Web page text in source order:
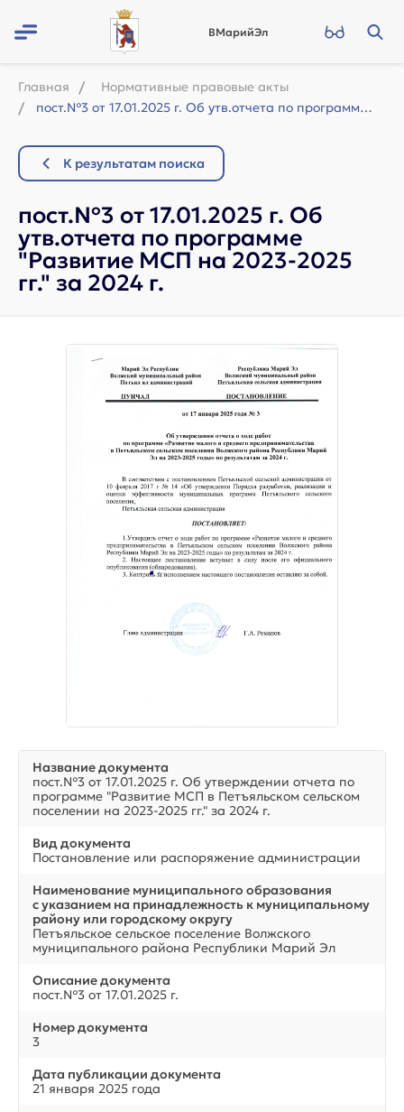
ВМарийЭл
Главная
Нормативные правовые акты
пост.№3 от 17.01.2025 г. Об утв.отчета по программе "Развитие МСП на 2023-2...
К результатам поиска
пост.№3 от 17.01.2025 г. Об
утв.отчета по программе
"Развитие МСП на 2023-2025
гг." за 2024 г.
Название документа
пост.№3 от 17.01.2025 г. Об утверждении отчета по
программе "Развитие МСП в Петъяльском сельском
поселении на 2023-2025 гг." за 2024 г.
Вид документа
Постановление или распоряжение администрации
Наименование муниципального образования
с указанием на принадлежность к муниципальному
району или городскому округу
Петъяльское сельское поселение Волжского
муниципального района Республики Марий Эл
Описание документа
пост.№3 от 17.01.2025 г.
Номер документа
3
Дата публикации документа
21 января 2025 года